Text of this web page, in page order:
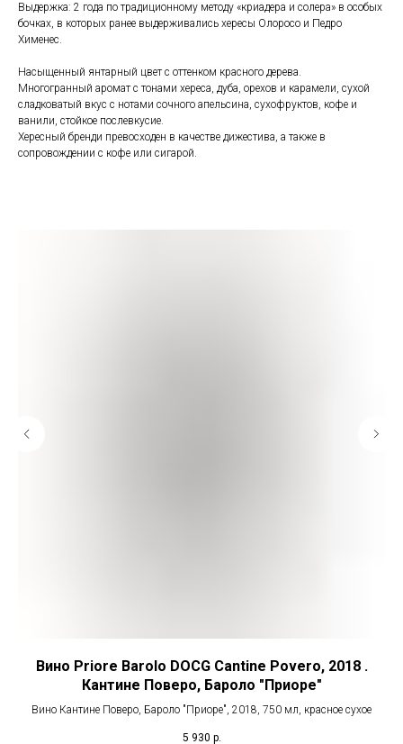
Выдержка: 2 года по традиционному методу «криадера и солера» в особых
бочках, в которых ранее выдерживались хересы Олоросо и Педро
Хименес.
Насыщенный янтарный цвет с оттенком красного дерева.
Многогранный аромат с тонами хереса, дуба, орехов и карамели, сухой
сладковатый вкус с нотами сочного апельсина, сухофруктов, кофе и
ванили, стойкое послевкусие.
Хересный бренди превосходен в качестве дижестива, а также в
сопровождении с кофе или сигарой.
Вино Priore Barolo DOCG Cantine Povero, 2018 .
Кантине Поверо, Бароло "Приоре"
Вино Кантине Поверо, Бароло "Приоре", 2018, 750 мл, красное сухое
5 930 р.